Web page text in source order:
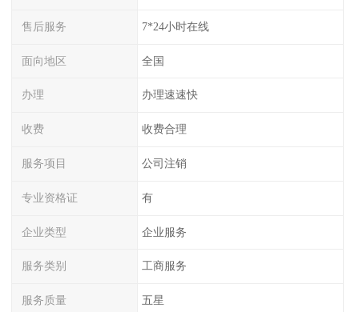
售后服务 7*24小时在线
面向地区 全国
办理 办理速速快
收费 收费合理
服务项目 公司注销
专业资格证 有
企业类型 企业服务
服务类别 工商服务
服务质量 五星